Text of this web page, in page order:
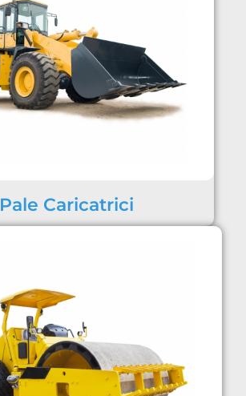
Pale Caricatrici